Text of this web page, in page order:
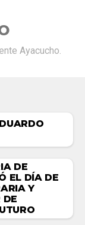
Ayacucho.
DE
EL DÍA DE
Y
DE